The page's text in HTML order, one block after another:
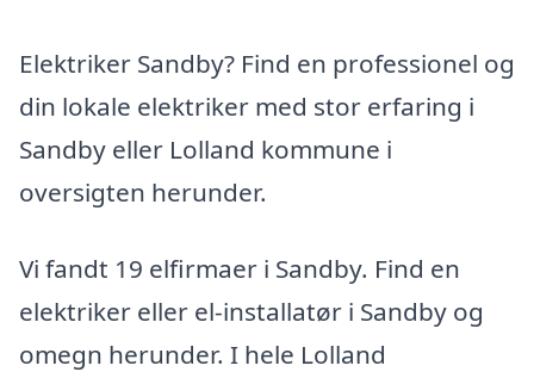
Elektriker Sandby? Find en professionel og
din lokale elektriker med stor erfaring i
Sandby eller Lolland kommune i
oversigten herunder.
Vi fandt 19 elfirmaer i Sandby. Find en
elektriker eller el-installatør i Sandby og
omegn herunder. I hele Lolland